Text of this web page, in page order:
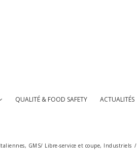
QUALITÉ & FOOD SAFETY ACTUALITÉS
, GMS/ Libre-service et coupe, Industriels /